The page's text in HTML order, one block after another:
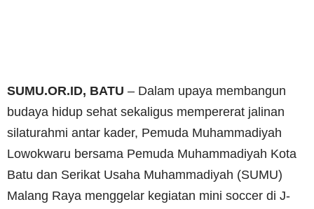
SUMU.OR.ID, BATU – Dalam upaya membangun
budaya hidup sehat sekaligus mempererat jalinan
silaturahmi antar kader, Pemuda Muhammadiyah
Lowokwaru bersama Pemuda Muhammadiyah Kota
Batu dan Serikat Usaha Muhammadiyah (SUMU)
Malang Raya menggelar kegiatan mini soccer di J-